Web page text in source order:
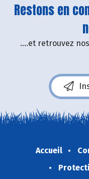
Restons en
....et retrouvez
Accueil